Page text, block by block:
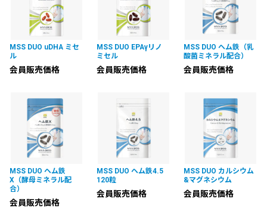
MSS DUO uDHA ミセ
ル
会員販売価格
MSS DUO EPAγリノ
ミセル
会員販売価格
MSS DUO ヘム鉄（乳
酸菌ミネラル配合）
会員販売価格
MSS DUO ヘム鉄
X（酵母ミネラル配
合）
会員販売価格
MSS DUO ヘム鉄4.5
120粒
会員販売価格
MSS DUO カルシウム
&マグネシウム
会員販売価格